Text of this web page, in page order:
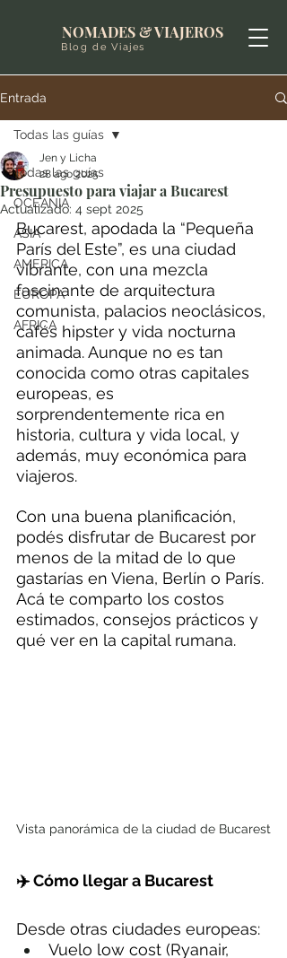
NOMADES & VIAJEROS
Blog de Viajes
Entrada
Todas las guías
OCEANIA
ASIA
AMERICA
EUROPA
AFRICA
Todas las guías
Presupuesto para viajar a Bucarest
Jen y Licha
28 ago 2025
Actualizado: 4 sept 2025
Bucarest, apodada la “Pequeña
París del Este”, es una ciudad
vibrante, con una mezcla
fascinante de arquitectura
comunista, palacios neoclásicos,
cafés hipster y vida nocturna
animada. Aunque no es tan
conocida como otras capitales
europeas, es
sorprendentemente rica en
historia, cultura y vida local, y
además, muy económica para
viajeros.
Con una buena planificación,
podés disfrutar de Bucarest por
menos de la mitad de lo que
gastarías en Viena, Berlín o París.
Acá te comparto los costos
estimados, consejos prácticos y
qué ver en la capital rumana.
Vista panorámica de la ciudad de Bucarest
✈️ Cómo llegar a Bucarest
Desde otras ciudades europeas:
Vuelo low cost (Ryanair,